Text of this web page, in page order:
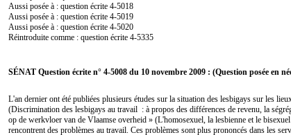
Aussi posée à : question écrite 4-5018
Aussi posée à : question écrite 4-5019
Aussi posée à : question écrite 4-5020
Réintroduite comme : question écrite 4-5335
SÉNAT Question écrite n° 4-5008 du 10 novembre 2009 : (Question posée en
L'an dernier ont été publiées plusieurs études sur la situation des lesbigays sur les
(Discrimination des lesbigays au travail : à propos des différences de revenu, la
op de werkvloer van de Vlaamse overheid » (L'homosexuel, la lesbienne et le
rencontrent des problèmes au travail. Ces problèmes sont plus prononcés dans les